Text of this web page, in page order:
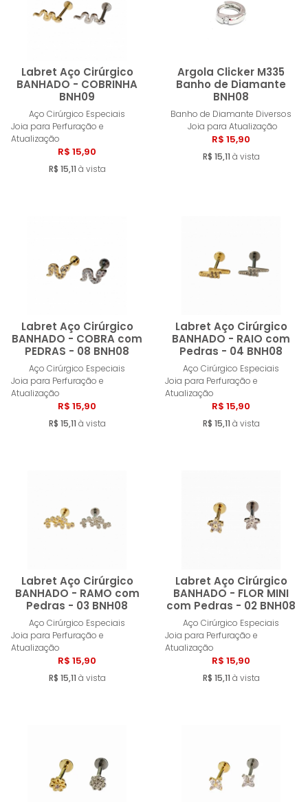
Labret Aço Cirúrgico
BANHADO - COBRINHA
BNH09
Aço Cirúrgico Especiais
Joia para Perfuração e
Atualização
R$ 15,90
R$ 15,11 à vista
Comprar
Argola Clicker M335
Banho de Diamante
BNH08
Banho de Diamante Diversos
Joia para Atualização
R$ 15,90
R$ 15,11 à vista
Labret Aço Cirúrgico
BANHADO - COBRA com
PEDRAS - 08 BNH08
Aço Cirúrgico Especiais
Joia para Perfuração e
Atualização
R$ 15,90
R$ 15,11 à vista
Comprar
Labret Aço Cirúrgico
BANHADO - RAIO com
Pedras - 04 BNH08
Aço Cirúrgico Especiais
Joia para Perfuração e
Atualização
R$ 15,90
R$ 15,11 à vista
Labret Aço Cirúrgico
BANHADO - RAMO com
Pedras - 03 BNH08
Aço Cirúrgico Especiais
Joia para Perfuração e
Atualização
R$ 15,90
R$ 15,11 à vista
Comprar
Labret Aço Cirúrgico
BANHADO - FLOR MINI
com Pedras - 02 BNH08
Aço Cirúrgico Especiais
Joia para Perfuração e
Atualização
R$ 15,90
R$ 15,11 à vista